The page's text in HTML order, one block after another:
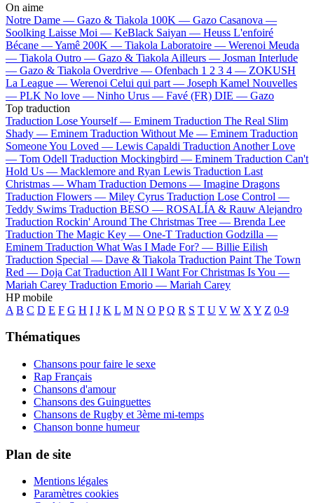
On aime
Notre Dame — Gazo & Tiakola 100K — Gazo Casanova —
Soolking Laisse Moi — KeBlack Saiyan — Heuss L'enfoiré
Bécane —Yamê 200K — Tiakola Laboratoire — Werenoi Meuda
— Tiakola Outro — Gazo & Tiakola Ailleurs — Josman Interlude
— Gazo & Tiakola Overdrive — Ofenbach 1 2 3 4 — ZOKUSH
La League — Werenoi Celui qui part — Joseph Kamel Nouvelles
— PLK No love — Ninho Urus — Favé (FR) DIE — Gazo
Top traduction
Traduction Lose Yourself — Eminem Traduction The Real Slim
Shady — Eminem Traduction Without Me — Eminem Traduction
Someone You Loved — Lewis Capaldi Traduction Another Love
— Tom Odell Traduction Mockingbird — Eminem Traduction Can't
Hold Us — Macklemore and Ryan Lewis Traduction Last
Christmas — Wham Traduction Demons — Imagine Dragons
Traduction Flowers — Miley Cyrus Traduction Lose Control —
Teddy Swims Traduction BESO — ROSALÍA & Rauw Alejandro
Traduction Rockin' Around The Christmas Tree — Brenda Lee
Traduction The Magic Key — One-T Traduction Godzilla —
Eminem Traduction What Was I Made For? — Billie Eilish
Traduction Special — Dave & Tiakola Traduction Paint The Town
Red — Doja Cat Traduction All I Want For Christmas Is You —
Mariah Carey Traduction Emorio — Mariah Carey
HP mobile
A B C D E F G H I J K L M N O P Q R S T U V W X Y Z 0-9
Thématiques
Chansons pour faire le sexe
Rap Français
Chansons d'amour
Chansons des Guinguettes
Chansons de Rugby et 3ème mi-temps
Chanson bonne humeur
Plan de site
Mentions légales
Paramètres cookies